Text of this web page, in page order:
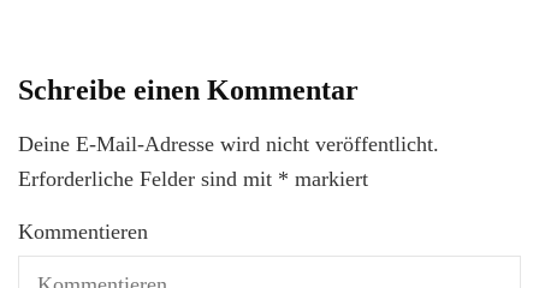
Schreibe einen Kommentar
Deine E-Mail-Adresse wird nicht veröffentlicht.
Erforderliche Felder sind mit * markiert
Kommentieren